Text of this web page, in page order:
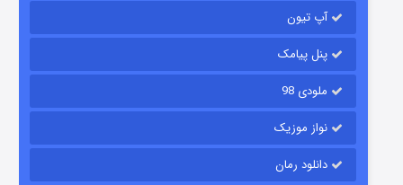
آپ تیون
پنل پیامک
ملودی 98
نواز موزیک
دانلود رمان